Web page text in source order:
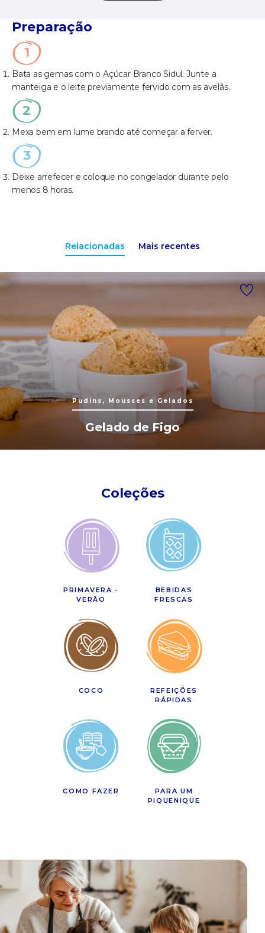
Preparação
Bata as gemas com o Açúcar Branco Sidul. Junte a
manteiga e o leite previamente fervido com as avelãs.
Mexa bem em lume brando até começar a ferver.
Deixe arrefecer e coloque no congelador durante pelo
menos 8 horas.
Relacionadas Mais recentes
Pudins, Mousses e Gelados
Gelado de Figo
Coleções
PRIMAVERA -
VERÃO
BEBIDAS
FRESCAS
COCO
REFEIÇÕES
RÁPIDAS
COMO FAZER
PARA UM
PIQUENIQUE